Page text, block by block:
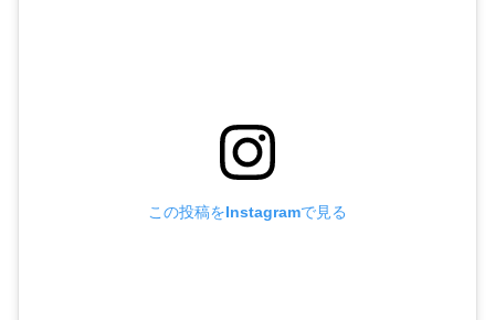
この投稿をInstagramで見る